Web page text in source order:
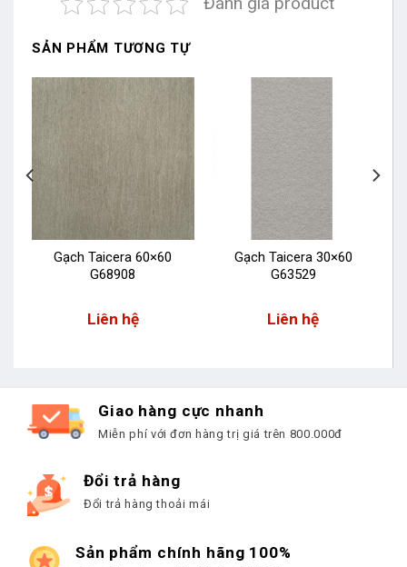
SẢN PHẨM TƯƠNG TỰ
Gạch Taicera 60×60
G68908
Liên hệ
Gạch Taicera 30×60
G63529
Liên hệ
Giao hàng cực nhanh
Miễn phí với đơn hàng trị giá trên 800.000đ
Đổi trả hàng
Đổi trả hàng thoải mái
Sản phẩm chính hãng 100%